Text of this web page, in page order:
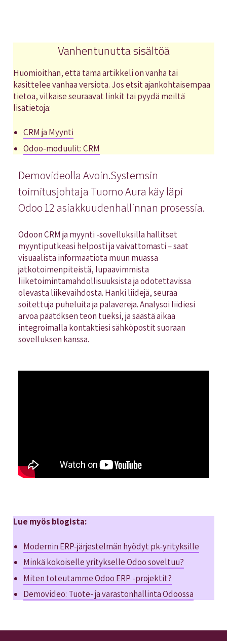
Vanhentunutta sisältöä
Huomioithan, että tämä artikkeli on vanha tai
käsittelee vanhaa versiota. Jos etsit ajankohtaisempaa
tietoa, vilkaise seuraavat linkit tai pyydä meiltä
lisätietoja:
CRM ja Myynti
Odoo-moduulit: CRM
Demovideolla Avoin.Systemsin
toimitusjohtaja Tuomo Aura käy läpi
Odoo 12 asiakkuudenhallinnan prosessia.
Odoon CRM ja myynti -sovelluksilla hallitset
myyntiputkeasi helposti ja vaivattomasti – saat
visuaalista informaatiota muun muassa
jatkotoimenpiteistä, lupaavimmista
liiketoimintamahdollisuuksista ja odotettavissa
olevasta liikevaihdosta. Hanki liidejä, seuraa
soitettuja puheluita ja palavereja. Analysoi liidiesi
arvoa päätöksen teon tueksi, ja säästä aikaa
integroimalla kontaktiesi sähköpostit suoraan
sovelluksen kanssa.
Lue myös blogista:
Modernin ERP-järjestelmän hyödyt pk-yrityksille
Minkä kokoiselle yritykselle Odoo soveltuu?
Miten toteutamme Odoo ERP -projektit?
Demovideo: Tuote- ja varastonhallinta Odoossa